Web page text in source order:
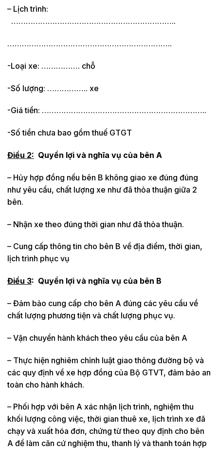
– Lịch trình:
…………………………………………………………..
…………………………………………………………..
-Loại xe: ……………. chỗ
-Số lượng: …………….. xe
-Giá tiền: …………………………………………………………..
-Số tiền chưa bao gồm thuế GTGT
Điều 2: Quyền lợi và nghĩa vụ của bên A
– Hủy hợp đồng nếu bên B không giao xe đúng đúng
như yêu cầu, chất lượng xe như đã thỏa thuận giữa 2
bên.
– Nhận xe theo đúng thời gian như đã thỏa thuận.
– Cung cấp thông tin cho bên B về địa điểm, thời gian,
lịch trình phục vụ
Điều 3: Quyền lợi và nghĩa vụ của bên B
– Đảm bảo cung cấp cho bên A đúng các yêu cầu về
chất lượng phương tiện và chất lượng phục vụ.
– Vận chuyển hành khách theo yêu cầu của bên A
– Thực hiện nghiêm chỉnh luật giao thông đường bộ và
các quy định về xe hợp đồng của Bộ GTVT, đảm bảo an
toàn cho hành khách.
– Phối hợp với bên A xác nhận lịch trình, nghiệm thu
khối lượng công việc, thời gian thuê xe, lịch trình xe đã
chạy và xuất hóa đơn, chứng từ theo quy định cho bên
A để làm căn cứ nghiệm thu, thanh lý và thanh toán hợp